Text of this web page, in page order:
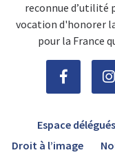
reconnue d’utilité
vocation d'honorer
pour la France
Espace délégués
Droit à l’image